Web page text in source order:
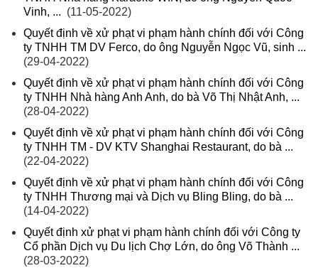
Vinh, ... (11-05-2022)
Quyết định về xử phạt vi phạm hành chính đối với Công
ty TNHH TM DV Ferco, do ông Nguyễn Ngọc Vũ, sinh ...
(29-04-2022)
Quyết định về xử phạt vi phạm hành chính đối với Công
ty TNHH Nhà hàng Anh Anh, do bà Võ Thị Nhật Anh, ...
(28-04-2022)
Quyết định về xử phạt vi phạm hành chính đối với Công
ty TNHH TM - DV KTV Shanghai Restaurant, do bà ...
(22-04-2022)
Quyết định về xử phạt vi phạm hành chính đối với Công
ty TNHH Thương mại và Dịch vụ Bling Bling, do bà ...
(14-04-2022)
Quyết định xử phạt vi phạm hành chính đối với Công ty
Cổ phần Dịch vụ Du lịch Chợ Lớn, do ông Võ Thành ...
(28-03-2022)